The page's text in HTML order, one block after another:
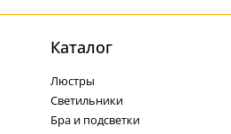
Каталог
Люстры
Светильники
Бра и подсветки